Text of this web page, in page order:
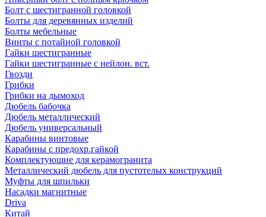
Болт с шестигранной головкой
Болты для деревянных изделий
Болты мебельные
Винты с потайной головкой
Гайки шестигранные
Гайки шестигранные с нейлон. вст.
Гвозди
Грибки
Грибки на дымоход
Дюбель бабочка
Дюбель металлический
Дюбель универсальный
Карабины винтовые
Карабины с предохр.гайкой
Комплектующие для керамогранита
Металлический дюбель для пустотелых конструкций
Муфты для шпильки
Насадки магнитные
Driva
Китай